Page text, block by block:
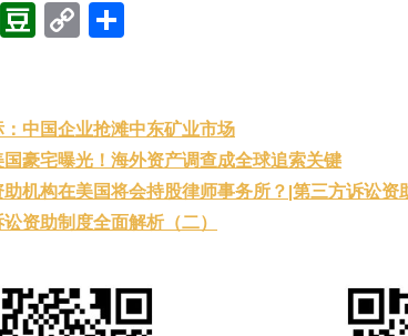
E
D
b
a
n
C
y
Li
n
k
中国企业抢滩中东矿业市场
豪宅曝光！海外资产调查成全球追索关键
机构在美国将会持股律师事务所？|第三方诉讼资
资助制度全面解析（二）